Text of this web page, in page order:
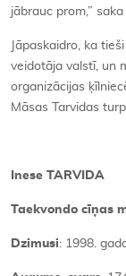
jābrauc prom,”
Jāpaskaidro, ka
veidotāja valstī, un
organizācijas
Māsas Tarvidas
Inese TARVIDA
Taekvondo cīņas
Dzimusi: 1998.